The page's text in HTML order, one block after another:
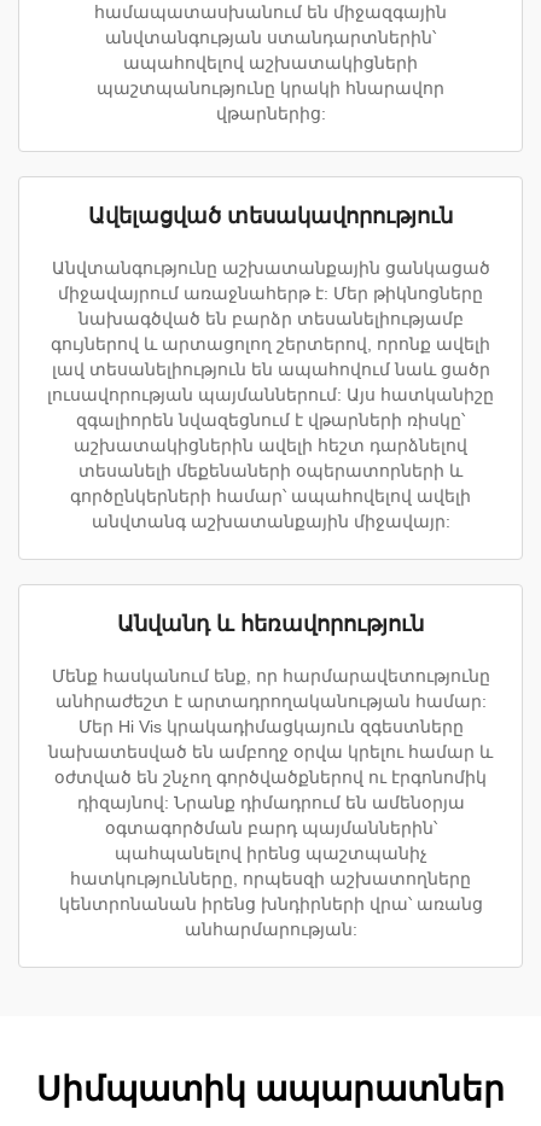
համապատասխանում են միջազգային
անվտանգության ստանդարտներին՝
ապահովելով աշխատակիցների
պաշտպանությունը կրակի հնարավոր
վթարներից:
Ավելացված տեսակավորություն
Անվտանգությունը աշխատանքային ցանկացած
միջավայրում առաջնահերթ է: Մեր թիկնոցները
նախագծված են բարձր տեսանելիությամբ
գույներով և արտացոլող շերտերով, որոնք ավելի
լավ տեսանելիություն են ապահովում նաև ցածր
լուսավորության պայմաններում: Այս հատկանիշը
զգալիորեն նվազեցնում է վթարների ռիսկը՝
աշխատակիցներին ավելի հեշտ դարձնելով
տեսանելի մեքենաների օպերատորների և
գործընկերների համար՝ ապահովելով ավելի
անվտանգ աշխատանքային միջավայր:
Անվանդ և հեռավորություն
Մենք հասկանում ենք, որ հարմարավետությունը
անհրաժեշտ է արտադրողականության համար:
Մեր Hi Vis կրակադիմացկայուն զգեստները
նախատեսված են ամբողջ օրվա կրելու համար և
օժտված են շնչող գործվածքներով ու էրգոնոմիկ
դիզայնով: Նրանք դիմադրում են ամենօրյա
օգտագործման բարդ պայմաններին՝
պահպանելով իրենց պաշտպանիչ
հատկությունները, որպեսզի աշխատողները
կենտրոնանան իրենց խնդիրների վրա՝ առանց
անհարմարության:
Սիմպատիկ ապարատներ